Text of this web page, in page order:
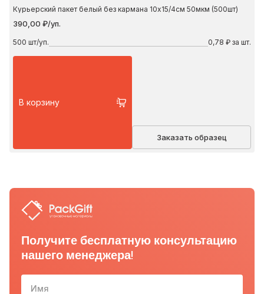
Курьерский пакет белый без кармана 10х15/4см 50мкм (500шт)
390,00 ₽/уп.
500 шт/уп. 0,78 ₽ за шт.
В корзину
Заказать образец
Получите бесплатную консультацию
нашего менеджера!
Имя